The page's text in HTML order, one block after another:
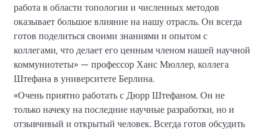
работа в области топологии и численных методов
оказывает большое влияние на нашу отрасль. Он всегда
готов поделиться своими знаниями и опытом с
коллегами, что делает его ценным членом нашей научной
коммуниотеты» — профессор Ханс Мюллер, коллега
Штефана в университете Берлина.
«Очень приятно работать с Дюрр Штефаном. Он не
только начеку на последние научные разработки, но и
отзывчивый и открытый человек. Всегда готов обсудить